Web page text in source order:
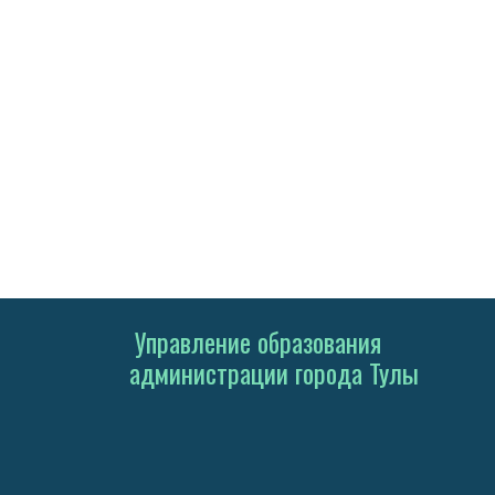
Управление образования
администрации города Тулы